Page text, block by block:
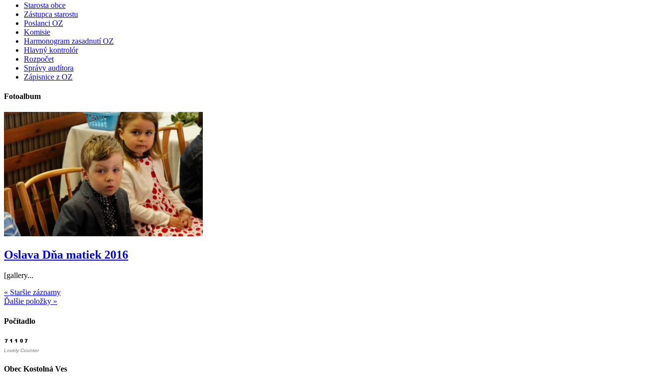
Starosta obce
Zástupca starostu
Poslanci OZ
Komisie
Harmonogram zasadnutí OZ
Hlavný kontrolór
Rozpočet
Správy audítora
Zápisnice z OZ
Fotoalbum
Oslava Dňa matiek 2016
[gallery...
« Staršie záznamy
Ďalšie položky »
Počítadlo
Lovely Counter
Obec Kostolná Ves